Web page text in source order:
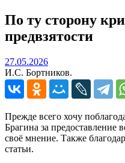
По ту сторону
предвзятости
27.05.202627.05.2026
И.С. Бортников.
Прежде всего хочу
Брагина за предоставление
своё мнение. Также
статьи.